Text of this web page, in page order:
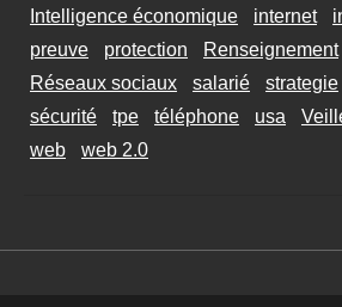
Intelligence économique
internet
preuve
protection Renseignement
Réseaux sociaux
salarié strategie
sécurité
tpe téléphone usa
web
web 2.0